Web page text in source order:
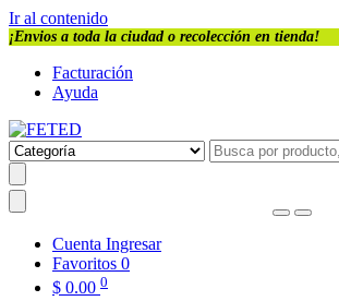
Ir al contenido
¡Envios a toda la ciudad o recolección en tienda!
Facturación
Ayuda
Cuenta Ingresar
Favoritos 0
$ 0.00 0